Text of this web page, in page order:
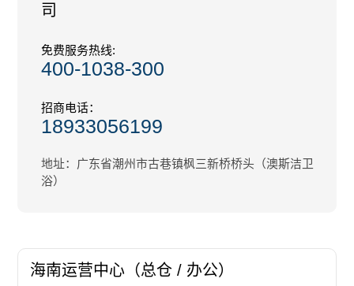
司
免费服务热线:
400-1038-300
招商电话：
18933056199
地址：广东省潮州市古巷镇枫三新桥桥头（澳斯洁卫
浴）
海南运营中心（总仓 / 办公）